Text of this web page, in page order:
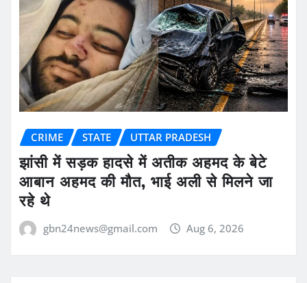
CRIME STATE UTTAR PRADESH
झांसी में सड़क हादसे में अतीक अहमद के बेटे
आबान अहमद की मौत, भाई अली से मिलने जा
रहे थे
gbn24news@gmail.com Aug 6, 2026